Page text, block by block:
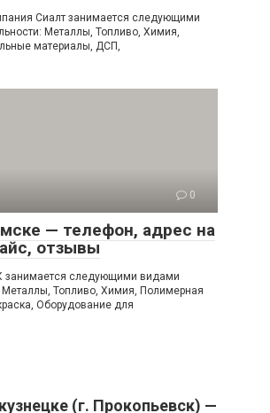
Сиалт занимается следующими
Металлы, Топливо, Химия,
материалы, ДСП,
0
— телефон, адрес на
отзывы
занимается следующими видами
Металлы, Топливо, Химия, Полимерная
Оборудование для
(г. Прокопьевск) —